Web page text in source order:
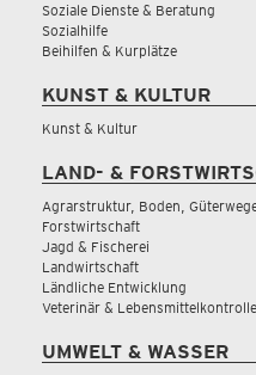
Soziale Dienste & Beratung
Sozialhilfe
Beihilfen & Kurplätze
KUNST & KULTUR
Kunst & Kultur
LAND- &
Agrarstruktur, Boden,
Forstwirtschaft
Jagd & Fischerei
Landwirtschaft
Ländliche Entwicklung
Veterinär & Lebensmittelkontrolle
UMWELT & WASSER